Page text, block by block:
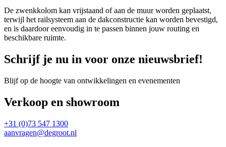
De zwenkkolom kan vrijstaand of aan de muur worden geplaatst,
terwijl het railsysteem aan de dakconstructie kan worden bevestigd,
en is daardoor eenvoudig in te passen binnen jouw routing en
beschikbare ruimte.
Schrijf je nu in voor onze nieuwsbrief!
Blijf op de hoogte van ontwikkelingen en evenementen
Verkoop en showroom
+31 (0)73 547 1300
aanvragen@degroot.nl